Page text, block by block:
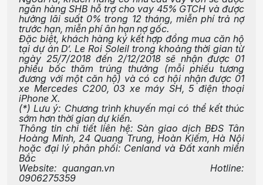
ngân hàng SHB hỗ trợ cho vay 45% GTCH và được
hưởng lãi suất 0% trong 12 tháng, miễn phí trả nợ
trước hạn, miễn phí ân hạn nợ gốc.
Đặc biệt, khách hàng ký kết hợp đồng mua căn hộ
tại dự án D’. Le Roi Soleil trong khoảng thời gian từ
ngày 25/7/2018 đến 2/12/2018 sẽ nhận được 01
phiếu bốc thăm trúng thưởng (mỗi phiếu tương
đương với một căn hộ) và có cơ hội nhận được 01
xe Mercedes C200, 03 xe máy SH, 5 điện thoại
iPhone X.
(*) Lưu ý: Chương trình khuyến mại có thể kết thúc
sớm hơn thời gian dự kiến.
Thông tin chi tiết liên hệ: Sàn giao dịch BĐS Tân
Hoàng Minh, 24 Quang Trung, Hoàn Kiếm, Hà Nội
hoặc đại lý phân phối: Cenland và Đất xanh miền
Bắc
Website: quangan.vn Hotline:
0906275359